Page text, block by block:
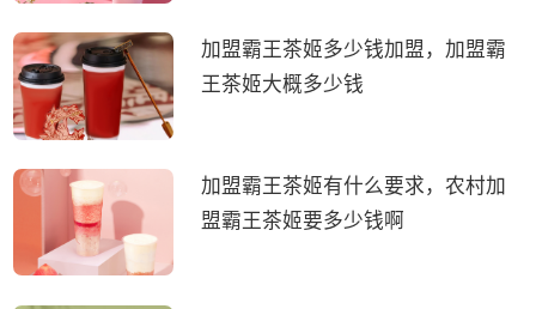
加盟霸王茶姬多少钱加盟，加盟霸
王茶姬大概多少钱
加盟霸王茶姬有什么要求，农村加
盟霸王茶姬要多少钱啊